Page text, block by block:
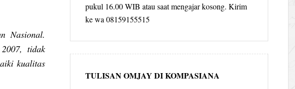
Nasional.
tidak
kualitas
pukul 16.00 WIB atau saat mengajar kosong. Kirim
ke wa 08159155515
TULISAN OMJAY DI KOMPASIANA